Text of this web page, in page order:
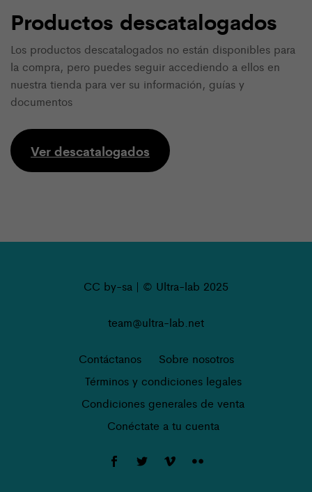
Productos descatalogados
Los productos descatalogados no están disponibles para
la compra, pero puedes seguir accediendo a ellos en
nuestra tienda para ver su información, guías y
documentos
Ver descatalogados
CC by-sa | © Ultra-lab 2025
team@ultra-lab.net
Contáctanos
Sobre nosotros
Términos y condiciones legales
Condiciones generales de venta
Conéctate a tu cuenta